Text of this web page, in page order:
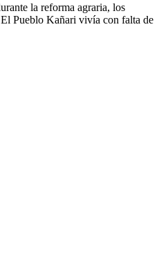
la reforma agraria, los
El Pueblo Kañari vivía con falta de